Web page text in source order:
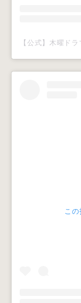
こ